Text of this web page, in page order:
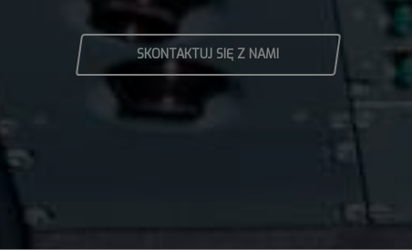
SKONTAKTUJ SIĘ Z NAMI